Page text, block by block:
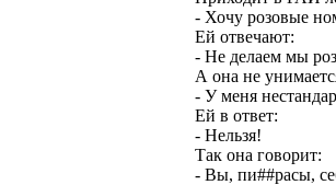
- Хочу розовые
Ей отвечают:
- Не делаем мы
А она не
- У меня
Ей в ответ:
- Нельзя!
Так она говорит:
- Вы, пи##расы,